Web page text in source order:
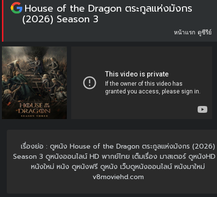
House of the Dragon ตระกูลแห่งมังกร
(2026) Season 3
หน้าแรก ดูซีรีย์
เรื่องย่อ : ดูหนัง House of the Dragon ตระกูลแห่งมังกร (2026)
Season 3 ดูหนังออนไลน์ HD พากย์ไทย เต็มเรื่อง มาสเตอร์ ดูหนัง
หนังใหม่ หนัง ดูหนังฟรี ดูหนัง เว็บดูหนังออนไลน์ หนังมาใหม่
v8moviehd.com